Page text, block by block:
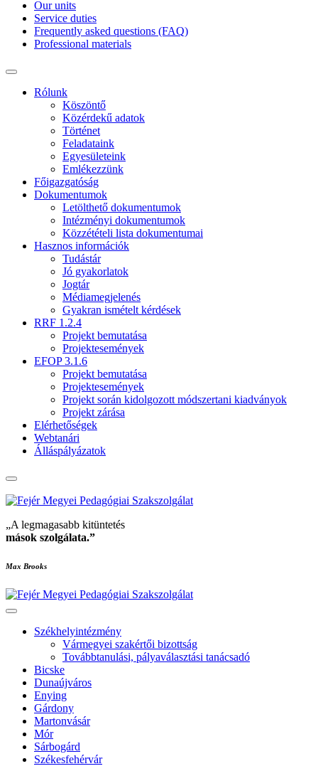
Our units
Service duties
Frequently asked questions (FAQ)
Professional materials
Rólunk
Köszöntő
Közérdekű adatok
Történet
Feladataink
Egyesületeink
Emlékezzünk
Főigazgatóság
Dokumentumok
Letölthető dokumentumok
Intézményi dokumentumok
Közzétételi lista dokumentumai
Hasznos információk
Tudástár
Jó gyakorlatok
Jogtár
Médiamegjelenés
Gyakran ismételt kérdések
RRF 1.2.4
Projekt bemutatása
Projektesemények
EFOP 3.1.6
Projekt bemutatása
Projektesemények
Projekt során kidolgozott módszertani kiadványok
Projekt zárása
Elérhetőségek
Webtanári
Álláspályázatok
„A legmagasabb kitüntetés
mások szolgálata.”
Max Brooks
Székhelyintézmény
Vármegyei szakértői bizottság
Továbbtanulási, pályaválasztási tanácsadó
Bicske
Dunaújváros
Enying
Gárdony
Martonvásár
Mór
Sárbogárd
Székesfehérvár